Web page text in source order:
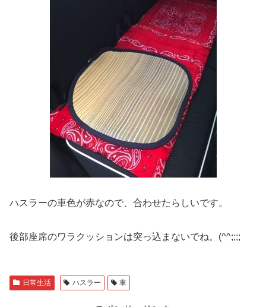
ハスラーの車色が赤なので、合わせたらしいです。
後部座席のワラクッションは突っ込まないでね。(^^;;;;
日常生活 ハスラー 車